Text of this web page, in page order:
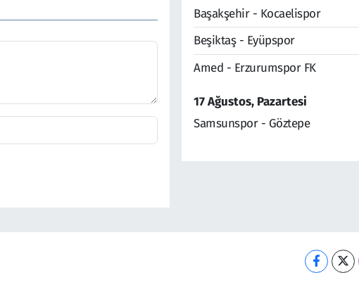
Başakşehir - Kocaelispor
Beşiktaş - Eyüpspor
Amed - Erzurumspor FK
17 Ağustos, Pazartesi
Samsunspor - Göztepe